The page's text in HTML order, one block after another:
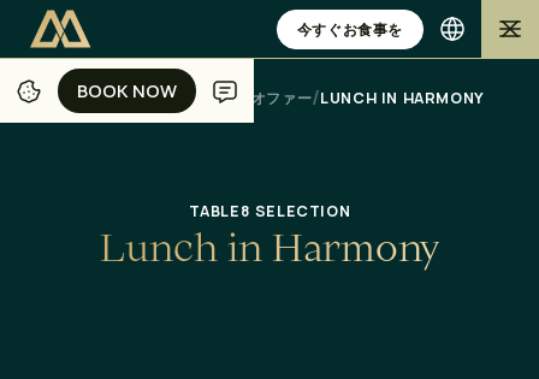
BOOK NOW
BOOK NOW
今すぐお食事を
ホーム /ジャカルタ/ダイニング オファー/LUNCH IN HARMONY
TABLE8 SELECTION
LunchinHarmony